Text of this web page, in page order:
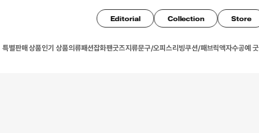
Editorial Collection Store
특별판매 상품인기 상품의류패션잡화팬굿즈지류문구/오피스리빙쿠션/패브릭액자수공예